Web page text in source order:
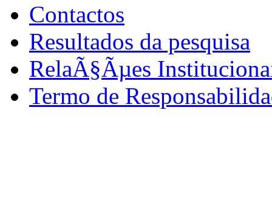
Contactos
Resultados da pesquisa
RelaÃ§Ãµes
Termo de